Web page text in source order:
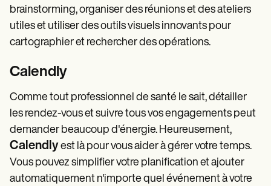
brainstorming, organiser des réunions et des ateliers
utiles et utiliser des outils visuels innovants pour
cartographier et rechercher des opérations.
Calendly
Comme tout professionnel de santé le sait, détailler
les rendez-vous et suivre tous vos engagements peut
demander beaucoup d'énergie. Heureusement,
Calendly est là pour vous aider à gérer votre temps.
Vous pouvez simplifier votre planification et ajouter
automatiquement n'importe quel événement à votre